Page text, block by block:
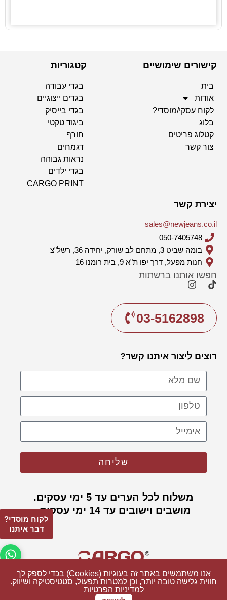
קישורים שימושיים
בית
אודות
לקוח עסקי/מוסדי?
בלוג
קטלוג פריטים
צור קשר
קטגוריות
בגדי עבודה
בגדים ייצוגיים
בגדי בייסיק
ביגוד טקטי
חורף
דגמחים
נראות גבוהה
בגדי ילדים
CARGO PRINT
יצירת קשר
sales@newjeans.co.il
050-7405748
בומה שביט 3, מתחם לב שורק, יחידה 36, רשל"צ
חנות מפעל, דרך יפו ת"א 9, בית רומנו 16
חפשו אותנו ברשתות
03-5162898
רוצים ליצור איתנו קשר?
שליחה
משלוח לכל הערים עד 5 ימי עסקים.
מושבים וישובים עד 14 ימי עסקים.
© כל הזכויות שמורות ל CARGO
אנו משתמשים באתר זה בעוגיות (Cookies) בכדי לספק לך
חווית גלישה טובה יותר, וכן למטרות תפעול, סטטיסטיקה ושיווק.
למדיניות הפרטיות
אנו משתמשים באתר זה בעוגיות (Cookies) בכדי לספק לך
חווית גלישה טובה יותר, וכן למטרות תפעול, סטטיסטיקה ושיווק.
למדיניות הפרטיות
לקוח מוסדי?
דבר איתנו